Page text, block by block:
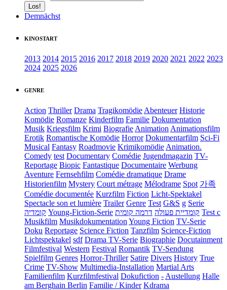
Demnächst
KINOSTART
2013 2014 2015 2016 2017 2018 2019 2020 2021 2022 2023
2024 2025 2026
GENRE
Action Thriller Drama Tragikomödie Abenteuer Historie
Komödie Romanze Kinderfilm Familie Dokumentation
Musik Kriegsfilm Krimi Biografie Animation Animationsfilm
Erotik Romantische Komödie Horror Dokumentarfilm Sci-Fi
Musical Fantasy Roadmovie Krimikomödie Animation.
Comedy test Documentary Comédie Jugendmagazin TV-
Reportage Biopic Fantastique Documentaire Werbung
Aventure Fernsehfilm Comédie dramatique Drame
Historienfilm Mystery Court métrage Mélodrame Spot 가족
Comédie documentée Kurzfilm Fiction Licht-Spektakel
Spectacle son et lumière Trailer Genre Test G&S g Serie
קומדיה Young-Fiction-Serie קומדיית פעולה דרמה קומית
Test c
Musikfilm Musikdokumentation Young Fiction TV-Serie
Doku Reportage Science Fiction Tanzfilm Science-Fiction
Lichtspektakel sdf Drama TV-Serie Biographie Docutainment
Filmfestival Western Festival Romantik TV-Sendung
Spielfilm Genres Horror-Thriller Satire Divers History True
Crime TV-Show Multimedia-Installation Martial Arts
Familienfilm Kurzfilmfestival Dokufiction - Austellung Halle
am Berghain Berlin Familie / Kinder Kdrama